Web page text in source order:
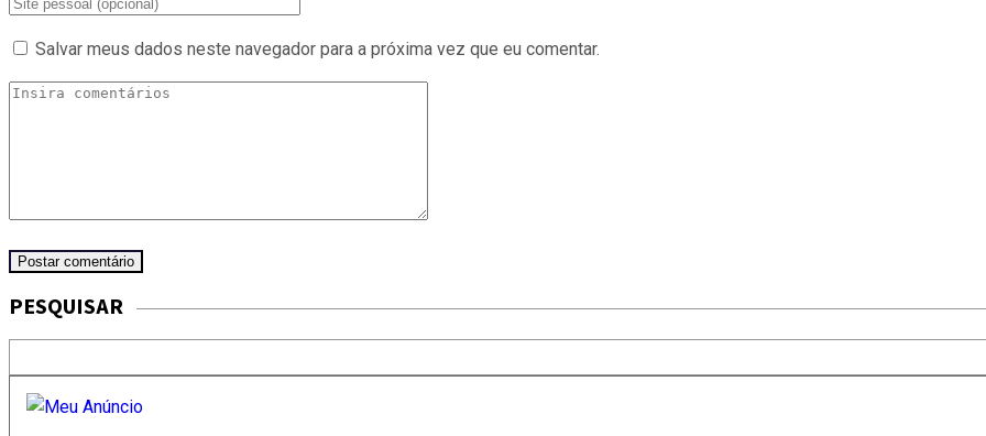
Salvar meus dados neste navegador para a próxima vez que eu comentar.
PESQUISAR